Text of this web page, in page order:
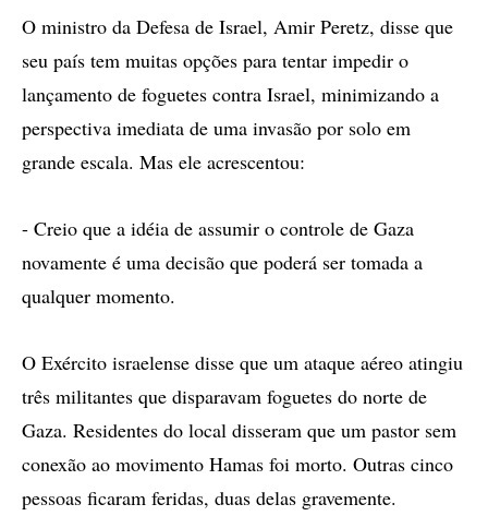
O ministro da Defesa de Israel, Amir Peretz, disse que
seu país tem muitas opções para tentar impedir o
lançamento de foguetes contra Israel, minimizando a
perspectiva imediata de uma invasão por solo em
grande escala. Mas ele acrescentou:
- Creio que a idéia de assumir o controle de Gaza
novamente é uma decisão que poderá ser tomada a
qualquer momento.
O Exército israelense disse que um ataque aéreo atingiu
três militantes que disparavam foguetes do norte de
Gaza. Residentes do local disseram que um pastor sem
conexão ao movimento Hamas foi morto. Outras cinco
pessoas ficaram feridas, duas delas gravemente.